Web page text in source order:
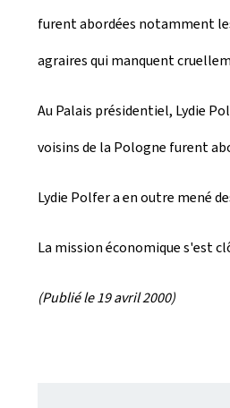
furent abordées notamment
agraires qui manquent
Au Palais présidentiel, Lydie
voisins de la Pologne furent
Lydie Polfer a en outre mené
La mission économique s'est
(Publié le 19 avril 2000)